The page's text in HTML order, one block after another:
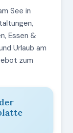
See in
Essen &
Urlaub am
zum